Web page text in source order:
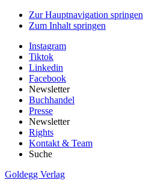
Zur Hauptnavigation springen
Zum Inhalt springen
Instagram
Tiktok
Linkedin
Facebook
Newsletter
Buchhandel
Presse
Newsletter
Rights
Kontakt & Team
Suche
Goldegg Verlag